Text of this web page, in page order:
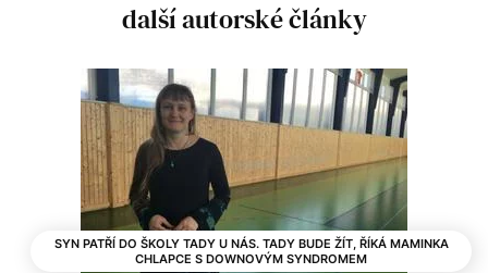
další autorské články
SYN PATŘÍ DO ŠKOLY TADY U NÁS. TADY BUDE ŽÍT, ŘÍKÁ MAMINKA
CHLAPCE S DOWNOVÝM SYNDROMEM